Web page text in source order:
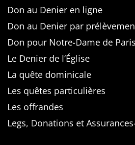
Don au Denier en ligne
Don au Denier par
Don pour Notre-Dame de Paris
Le Denier de l’Église
La quête dominicale
Les quêtes particulières
Les offrandes
Legs, Donations et